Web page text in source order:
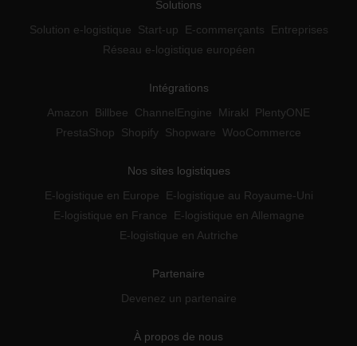
Solutions
Solution e-logistique
Start-up E-commerçants
Entreprises
Réseau e-logistique européen
Intégrations
Amazon
Billbee ChannelEngine Mirakl
PlentyONE
PrestaShop
Shopify Shopware WooCommerce
Nos sites logistiques
E-logistique en Europe
E-logistique au Royaume-Uni
E-logistique en France
E-logistique en Allemagne
E-logistique en Autriche
Partenaire
Devenez un partenaire
À propos de nous